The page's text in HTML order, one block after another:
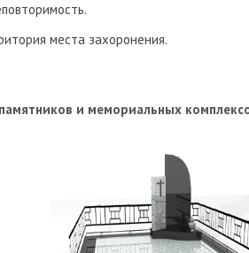
места захоронения.
и мемориальных